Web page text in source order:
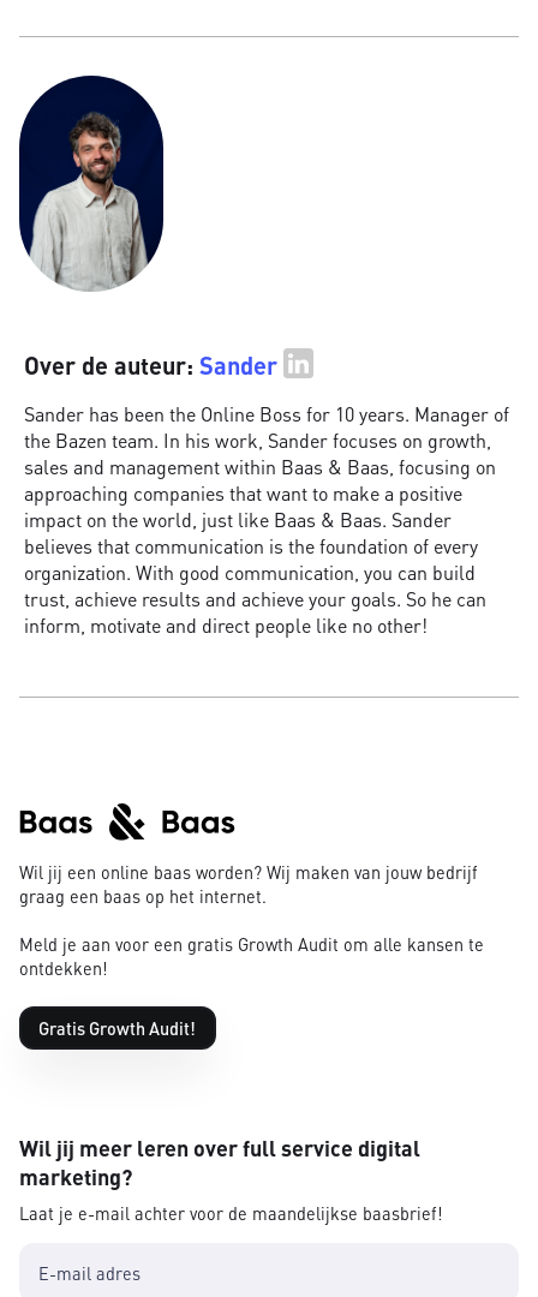
Over de auteur: Sander
Sander has been the Online Boss for 10 years. Manager of
the Bazen team. In his work, Sander focuses on growth,
sales and management within Baas & Baas, focusing on
approaching companies that want to make a positive
impact on the world, just like Baas & Baas. Sander
believes that communication is the foundation of every
organization. With good communication, you can build
trust, achieve results and achieve your goals. So he can
inform, motivate and direct people like no other!
Wil jij een online baas worden? Wij maken van jouw bedrijf
graag een baas op het internet.
Meld je aan voor een gratis Growth Audit om alle kansen te
ontdekken!
Gratis Growth Audit!
Wil jij meer leren over full service digital
marketing?
Laat je e-mail achter voor de maandelijkse baasbrief!